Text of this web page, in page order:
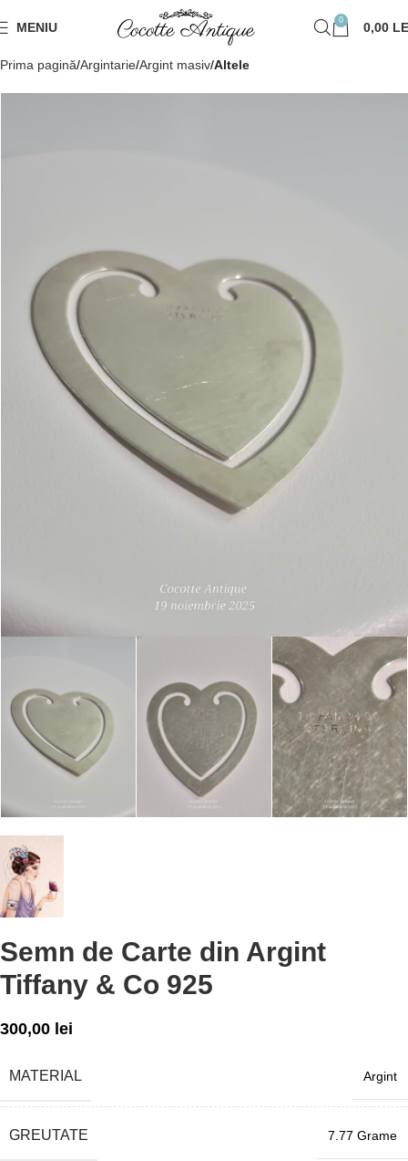
MENIU 0 0,00
Prima pagină Argintarie Argint masiv Altele
Semn de Carte din Argint
Tiffany & Co 925
300,00 lei
MATERIAL Argint
GREUTATE 7.77 Grame